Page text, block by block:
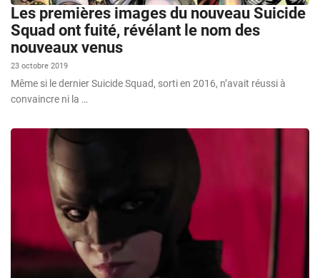
Les premières images du nouveau Suicide
Squad ont fuité, révélant le nom des
nouveaux venus
23 octobre 2019
Même si le dernier Suicide Squad, sorti en 2016, n’avait réussi à
convaincre ni la …